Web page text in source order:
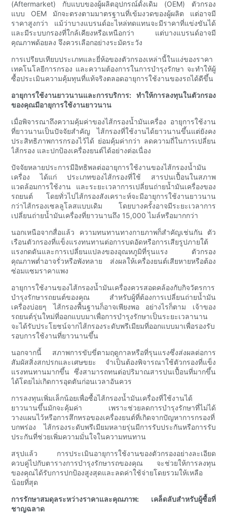
(Aftermarket) กับแบบของผู้ผลิตอุปกรณ์ดั้งเดิม (OEM) ตัวกรอง
แบบ OEM มักจะตรงตามมาตรฐานที่เข้มงวดของผู้ผลิต แต่อาจมี
ราคาสูงกว่า แม้ว่าบางแบรนด์อะไหล่ทดแทนจะมีราคาที่แข่งขันได้
และมีระบบกรองที่ใกล้เคียงหรือเหนือกว่า แต่บางแบรนด์อาจมี
คุณภาพด้อยลง จึงควรเลือกอย่างระมัดระวัง
การเปรียบเทียบประเภทและยี่ห้อของตัวกรองเหล่านี้ในแง่ของราคา
เทคโนโลยีการกรอง และความต้องการในการบำรุงรักษา จะทำให้ผู้
ซื้อประเมินความคุ้มทุนที่แท้จริงตลอดอายุการใช้งานของรถได้ดีขึ้น
อายุการใช้งานยาวนานและการบริการ: ทำให้การลงทุนในตัวกรอง
ของคุณมีอายุการใช้งานยาวนาน
เมื่อพิจารณาถึงความคุ้มค่าของไส้กรองน้ำมันเครื่อง อายุการใช้งาน
ที่ยาวนานเป็นปัจจัยสำคัญ ไส้กรองที่ใช้งานได้ยาวนานขึ้นแต่ยังคง
ประสิทธิภาพการกรองไว้ได้ ย่อมคุ้มค่ากว่า ลดความถี่ในการเปลี่ยน
ไส้กรอง และปกป้องเครื่องยนต์ได้อย่างต่อเนื่อง
ปัจจัยหลายประการมีอิทธิพลต่ออายุการใช้งานของไส้กรองน้ำมัน
เครื่อง ได้แก่ ประเภทของไส้กรองที่ใช้ สารปนเปื้อนในสภาพ
แวดล้อมการใช้งาน และระยะเวลาการเปลี่ยนถ่ายน้ำมันเครื่องของ
รถยนต์ โดยทั่วไปไส้กรองสังเคราะห์จะมีอายุการใช้งานยาวนาน
กว่าไส้กรองเซลลูโลสแบบเดิม โดยบางครั้งอาจมีระยะเวลาการ
เปลี่ยนถ่ายน้ำมันเครื่องที่ยาวนานถึง 15,000 ไมล์หรือมากกว่า
นอกเหนือจากสื่อแล้ว ความทนทานทางกายภาพก็สำคัญเช่นกัน ตัว
เรือนตัวกรองที่แข็งแรงทนทานต่อการบดอัดหรือการเสียรูปภายใต้
แรงกดดันและการเปลี่ยนแปลงของอุณหภูมิที่รุนแรง ตัวกรอง
คุณภาพต่ำอาจรั่วหรือพังทลาย ส่งผลให้เครื่องยนต์เสียหายหรือต้อง
ซ่อมแซมราคาแพง
อายุการใช้งานของไส้กรองน้ำมันเครื่องควรสอดคล้องกับกิจวัตรการ
บำรุงรักษารถยนต์ของคุณ สำหรับผู้ที่ต้องการเปลี่ยนถ่ายน้ำมัน
เครื่องบ่อยๆ ไส้กรองพื้นฐานก็อาจเพียงพอ อย่างไรก็ตาม เจ้าของ
รถยนต์รุ่นใหม่ที่ออกแบบมาเพื่อการบำรุงรักษาเป็นระยะเวลานาน
จะได้รับประโยชน์จากไส้กรองระดับพรีเมียมที่ออกแบบมาเพื่อรองรับ
รอบการใช้งานที่ยาวนานขึ้น
นอกจากนี้ สภาพการขับขี่ตามฤดูกาลหรือที่รุนแรงซึ่งส่งผลต่อการ
สัมผัสสิ่งสกปรกและเศษขยะ จำเป็นต้องพิจารณาใช้ตัวกรองที่แข็ง
แรงทนทานมากขึ้น ซึ่งสามารถทนต่อปริมาณสารปนเปื้อนที่มากขึ้น
ได้โดยไม่เกิดการอุดตันก่อนเวลาอันควร
การลงทุนเพิ่มเล็กน้อยเพื่อซื้อไส้กรองน้ำมันเครื่องที่ใช้งานได้
ยาวนานขึ้นมักจะคุ้มค่า เพราะช่วยลดการบำรุงรักษาที่ไม่ได้
วางแผนไว้หรือการสึกหรอของเครื่องยนต์ที่เกิดจากปัญหาการกรองที่
บกพร่อง ไส้กรองระดับพรีเมียมหลายรุ่นมีการรับประกันหรือการรับ
ประกันที่ช่วยเพิ่มความมั่นใจในความทนทาน
สรุปแล้ว การประเมินอายุการใช้งานของตัวกรองอย่างละเอียด
ควบคู่ไปกับตารางการบำรุงรักษารถของคุณ จะช่วยให้การลงทุน
ของคุณได้รับการปกป้องสูงสุดและลดค่าใช้จ่ายโดยรวมให้เหลือ
น้อยที่สุด
การรักษาสมดุลระหว่างราคาและคุณภาพ: เคล็ดลับสำหรับผู้ซื้อที่
ชาญฉลาด